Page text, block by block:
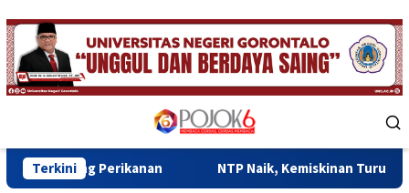
Skip
to
content
Menu
Terkini
Perikanan NTP Naik, Kemiskinan Turun, Ekonomi